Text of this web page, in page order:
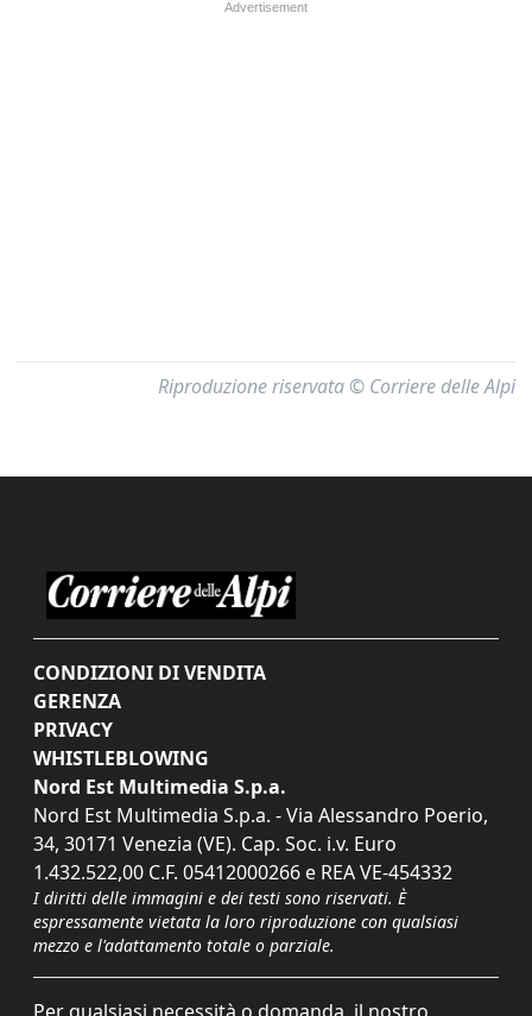
Riproduzione riservata © Corriere delle Alpi
CONDIZIONI DI VENDITA
GERENZA
PRIVACY
WHISTLEBLOWING
Nord Est Multimedia S.p.a.
Nord Est Multimedia S.p.a. - Via Alessandro Poerio,
34, 30171 Venezia (VE). Cap. Soc. i.v. Euro
1.432.522,00 C.F. 05412000266 e REA VE-454332
I diritti delle immagini e dei testi sono riservati. È
espressamente vietata la loro riproduzione con qualsiasi
mezzo e l'adattamento totale o parziale.